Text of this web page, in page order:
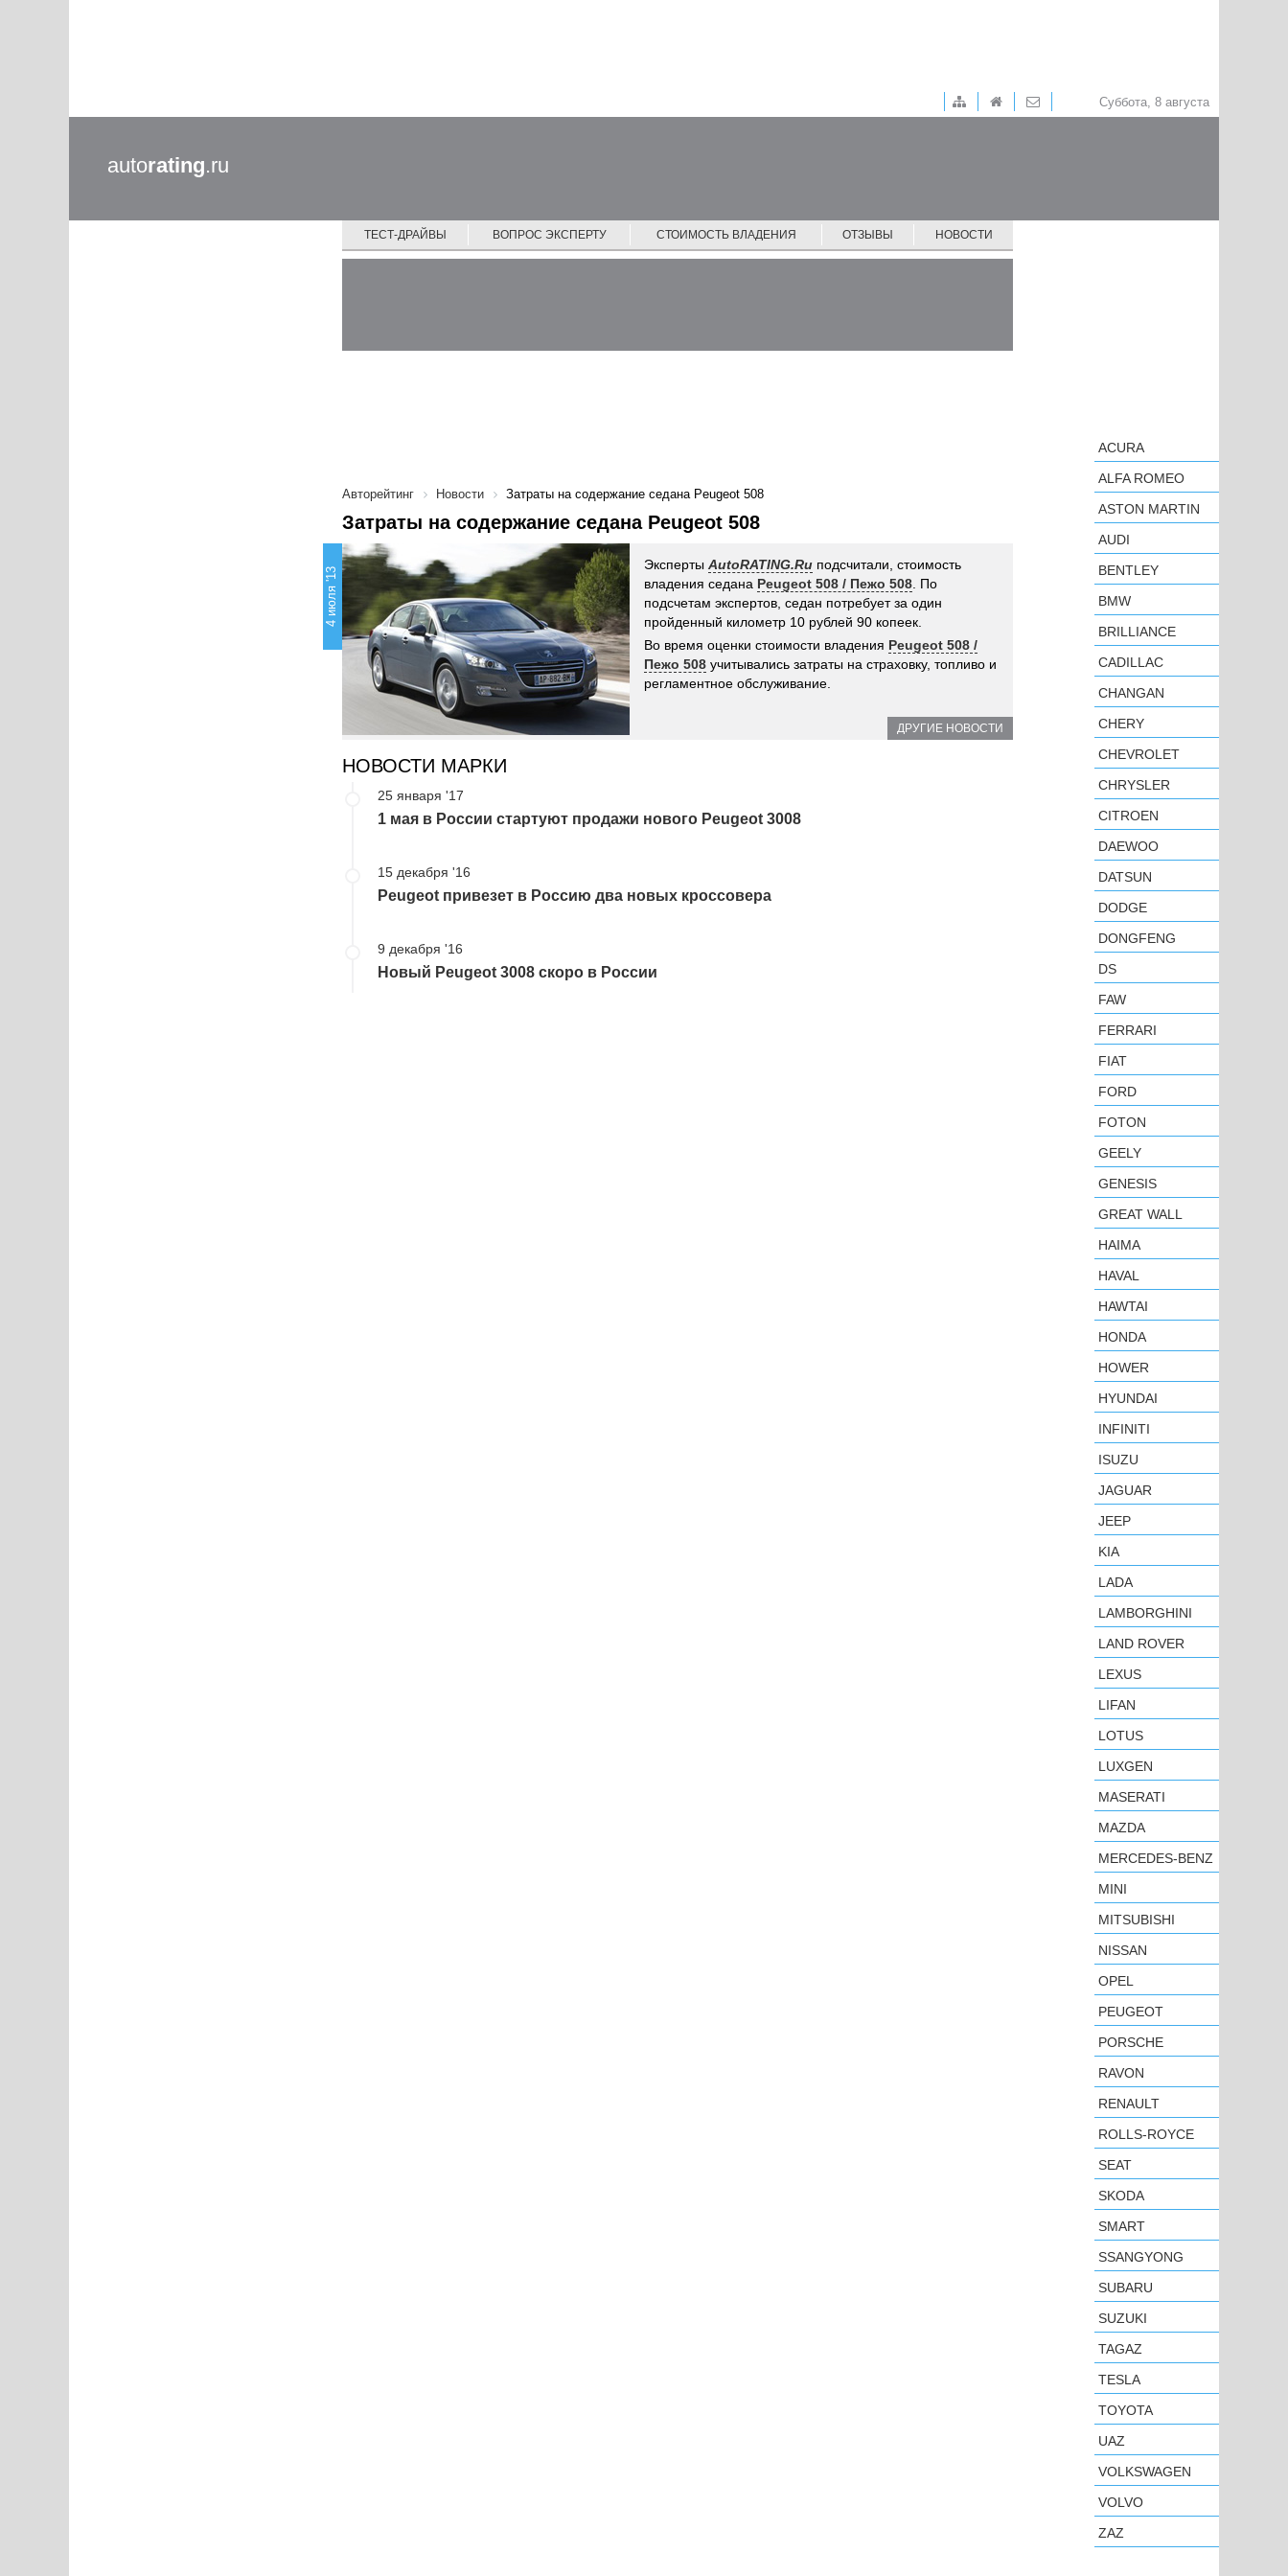
Суббота, 8 августа
autorating.ru
ТЕСТ-ДРАЙВЫ ВОПРОС ЭКСПЕРТУ СТОИМОСТЬ ВЛАДЕНИЯ ОТЗЫВЫ НОВОСТИ
Авторейтинг Новости Затраты на содержание седана Peugeot 508
Затраты на содержание седана Peugeot 508
4 июля '13
Эксперты AutoRATING.Ru подсчитали, стоимость
владения седана Peugeot 508 / Пежо 508 . По
подсчетам экспертов, седан потребует за один
пройденный километр 10 рублей 90 копеек.
Во время оценки стоимости владения Peugeot 508 /
Пежо 508 учитывались затраты на страховку, топливо и
регламентное обслуживание.
ДРУГИЕ НОВОСТИ
НОВОСТИ МАРКИ
25 января '17
1 мая в России стартуют продажи нового Peugeot 3008
15 декабря '16
Peugeot привезет в Россию два новых кроссовера
9 декабря '16
Новый Peugeot 3008 скоро в России
ACURA
ALFA ROMEO
ASTON MARTIN
AUDI
BENTLEY
BMW
BRILLIANCE
CADILLAC
CHANGAN
CHERY
CHEVROLET
CHRYSLER
CITROEN
DAEWOO
DATSUN
DODGE
DONGFENG
DS
FAW
FERRARI
FIAT
FORD
FOTON
GEELY
GENESIS
GREAT WALL
HAIMA
HAVAL
HAWTAI
HONDA
HOWER
HYUNDAI
INFINITI
ISUZU
JAGUAR
JEEP
KIA
LADA
LAMBORGHINI
LAND ROVER
LEXUS
LIFAN
LOTUS
LUXGEN
MASERATI
MAZDA
MERCEDES-BENZ
MINI
MITSUBISHI
NISSAN
OPEL
PEUGEOT
PORSCHE
RAVON
RENAULT
ROLLS-ROYCE
SEAT
SKODA
SMART
SSANGYONG
SUBARU
SUZUKI
TAGAZ
TESLA
TOYOTA
UAZ
VOLKSWAGEN
VOLVO
ZAZ